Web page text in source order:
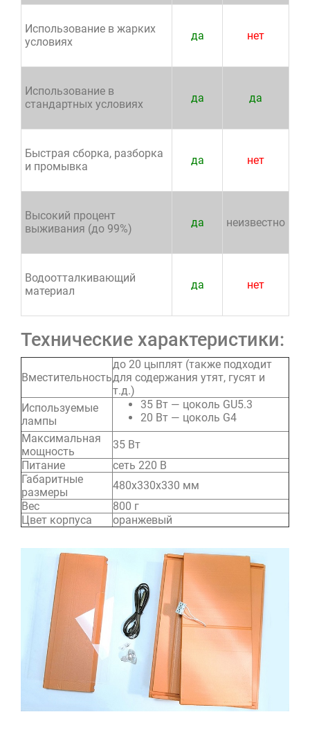
Использование в жарких
условиях
да нет
Использование в
стандартных условиях
да да
Быстрая сборка, разборка
и промывка
да нет
Высокий процент
выживания (до 99%)
да неизвестно
Водоотталкивающий
материал
да нет
Технические характеристики:
Вместительность
до 20 цыплят (также подходит
для содержания утят, гусят и
т.д.)
Используемые
лампы
35 Вт — цоколь GU5.3
20 Вт — цоколь G4
Максимальная
мощность
35 Вт
Питание
сеть 220 В
Габаритные
размеры
480х330х330 мм
Вес
800 г
Цвет корпуса
оранжевый